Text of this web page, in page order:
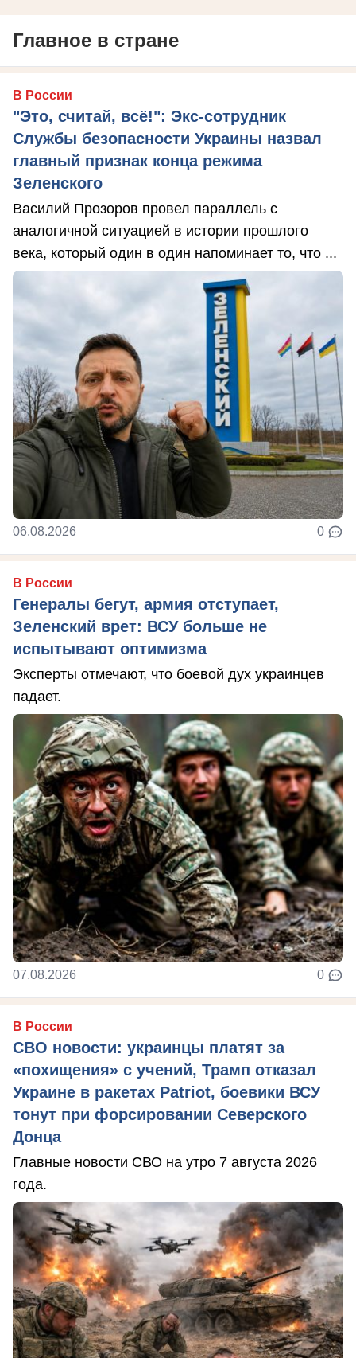
Главное в стране
В России
"Это, считай, всё!": Экс-сотрудник
Службы безопасности Украины назвал
главный признак конца режима
Зеленского
Василий Прозоров провел параллель с
аналогичной ситуацией в истории прошлого
века, который один в один напоминает то, что ...
06.08.2026 0
В России
Генералы бегут, армия отступает,
Зеленский врет: ВСУ больше не
испытывают оптимизма
Эксперты отмечают, что боевой дух украинцев
падает.
07.08.2026 0
В России
СВО новости: украинцы платят за
«похищения» с учений, Трамп отказал
Украине в ракетах Patriot, боевики ВСУ
тонут при форсировании Северского
Донца
Главные новости СВО на утро 7 августа 2026
года.